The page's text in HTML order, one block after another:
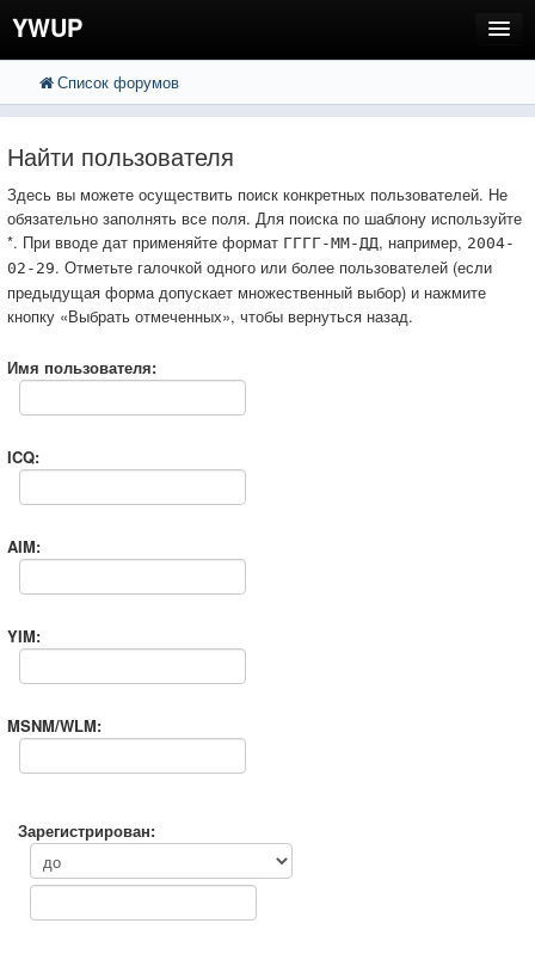
YWUP
FAQ
Вход
Список форумов
Найти пользователя
Здесь вы можете осуществить поиск конкретных пользователей. Не
обязательно заполнять все поля. Для поиска по шаблону используйте
*. При вводе дат применяйте формат ГГГГ-ММ-ДД, например, 2004-
02-29. Отметьте галочкой одного или более пользователей (если
предыдущая форма допускает множественный выбор) и нажмите
кнопку «Выбрать отмеченных», чтобы вернуться назад.
Имя пользователя:
ICQ:
AIM:
YIM:
MSNM/WLM:
Зарегистрирован: